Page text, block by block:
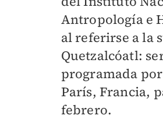
Antropología e
al referirse a la
Quetzalcóatl:
programada
París, Francia,
febrero.